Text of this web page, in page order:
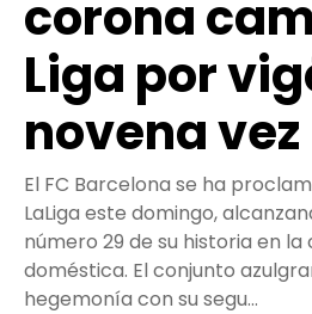
corona
Liga por
novena vez
El FC Barcelona se ha
LaLiga este domingo,
número 29 de su historia en
doméstica. El conjunto
hegemonía con su segu…